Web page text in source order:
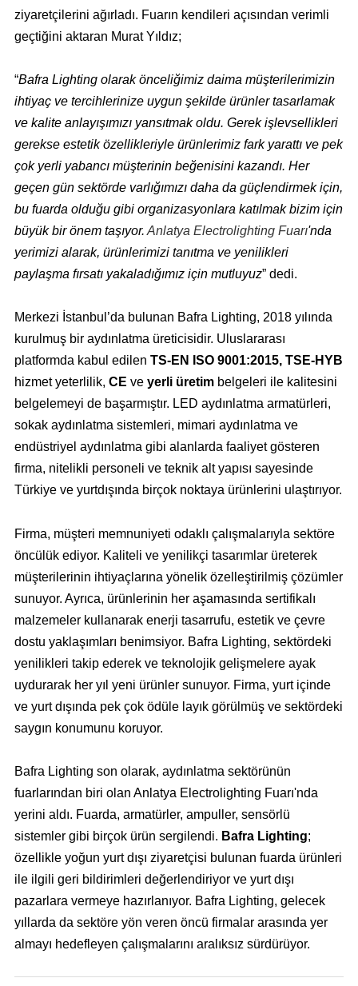
ziyaretçilerini ağırladı. Fuarın kendileri açısından verimli
geçtiğini aktaran Murat Yıldız;
“Bafra Lighting olarak önceliğimiz daima müşterilerimizin
ihtiyaç ve tercihlerinize uygun şekilde ürünler tasarlamak
ve kalite anlayışımızı yansıtmak oldu. Gerek işlevsellikleri
gerekse estetik özellikleriyle ürünlerimiz fark yarattı ve pek
çok yerli yabancı müşterinin beğenisini kazandı. Her
geçen gün sektörde varlığımızı daha da güçlendirmek için,
bu fuarda olduğu gibi organizasyonlara katılmak bizim için
büyük bir önem taşıyor. Anlatya Electrolighting Fuarı'nda
yerimizi alarak, ürünlerimizi tanıtma ve yenilikleri
paylaşma fırsatı yakaladığımız için mutluyuz” dedi.
Merkezi İstanbul’da bulunan Bafra Lighting, 2018 yılında
kurulmuş bir aydınlatma üreticisidir. Uluslararası
platformda kabul edilen TS-EN ISO 9001:2015, TSE-HYB
hizmet yeterlilik, CE ve yerli üretim belgeleri ile kalitesini
belgelemeyi de başarmıştır. LED aydınlatma armatürleri,
sokak aydınlatma sistemleri, mimari aydınlatma ve
endüstriyel aydınlatma gibi alanlarda faaliyet gösteren
firma, nitelikli personeli ve teknik alt yapısı sayesinde
Türkiye ve yurtdışında birçok noktaya ürünlerini ulaştırıyor.
Firma, müşteri memnuniyeti odaklı çalışmalarıyla sektöre
öncülük ediyor. Kaliteli ve yenilikçi tasarımlar üreterek
müşterilerinin ihtiyaçlarına yönelik özelleştirilmiş çözümler
sunuyor. Ayrıca, ürünlerinin her aşamasında sertifikalı
malzemeler kullanarak enerji tasarrufu, estetik ve çevre
dostu yaklaşımları benimsiyor. Bafra Lighting, sektördeki
yenilikleri takip ederek ve teknolojik gelişmelere ayak
uydurarak her yıl yeni ürünler sunuyor. Firma, yurt içinde
ve yurt dışında pek çok ödüle layık görülmüş ve sektördeki
saygın konumunu koruyor.
Bafra Lighting son olarak, aydınlatma sektörünün
fuarlarından biri olan Anlatya Electrolighting Fuarı'nda
yerini aldı. Fuarda, armatürler, ampuller, sensörlü
sistemler gibi birçok ürün sergilendi. Bafra Lighting;
özellikle yoğun yurt dışı ziyaretçisi bulunan fuarda ürünleri
ile ilgili geri bildirimleri değerlendiriyor ve yurt dışı
pazarlara vermeye hazırlanıyor. Bafra Lighting, gelecek
yıllarda da sektöre yön veren öncü firmalar arasında yer
almayı hedefleyen çalışmalarını aralıksız sürdürüyor.